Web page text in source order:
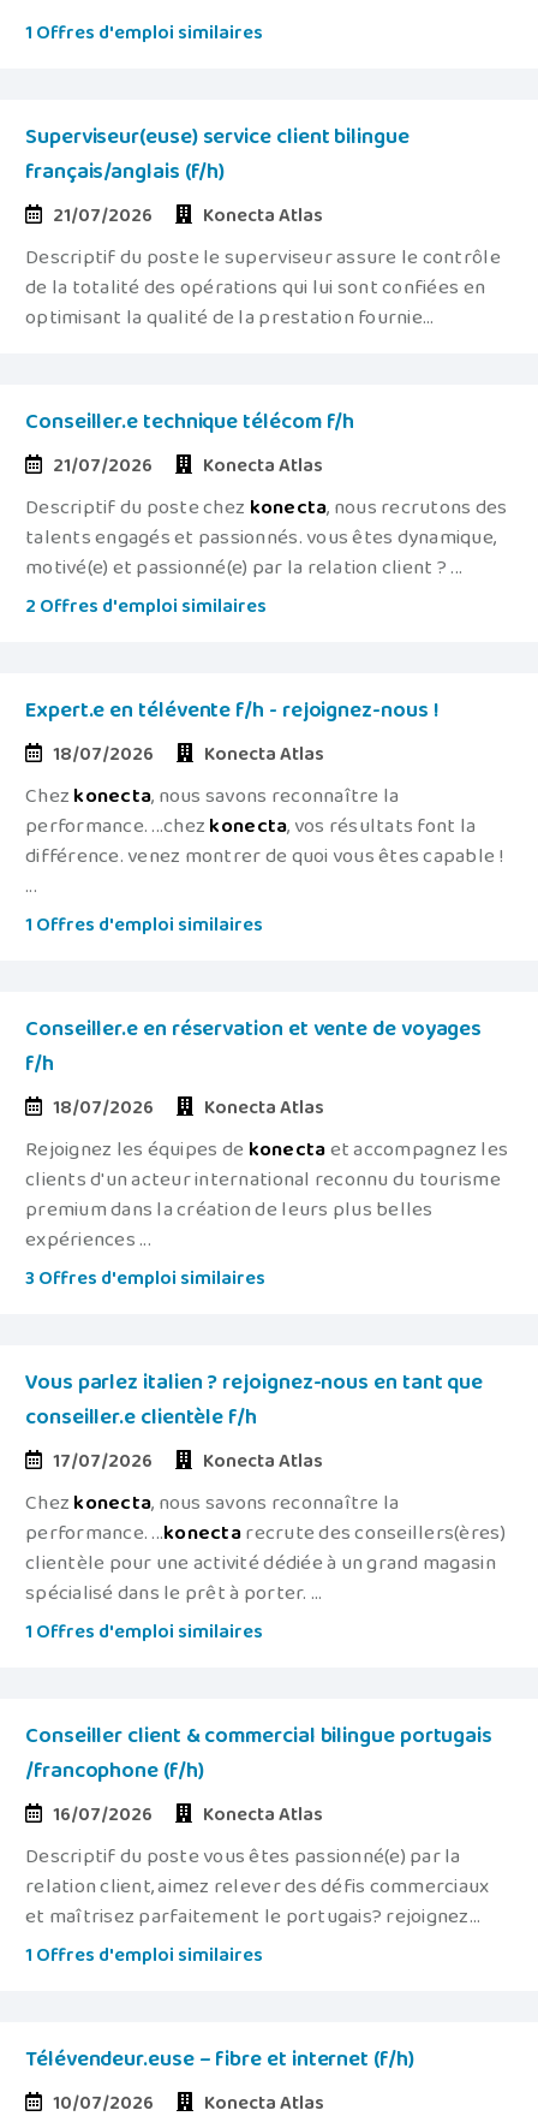
1 Offres d'emploi similaires
Superviseur(euse) service client bilingue
français/anglais (f/h)
21/07/2026 Konecta Atlas
Descriptif du poste le superviseur assure le contrôle
de la totalité des opérations qui lui sont confiées en
optimisant la qualité de la prestation fournie...
Conseiller.e technique télécom f/h
21/07/2026 Konecta Atlas
Descriptif du poste chez konecta, nous recrutons des
talents engagés et passionnés. vous êtes dynamique,
motivé(e) et passionné(e) par la relation client ? ...
2 Offres d'emploi similaires
Expert.e en télévente f/h - rejoignez-nous !
18/07/2026 Konecta Atlas
Chezkonecta, nous savons reconnaître la
performance. ...chezkonecta, vos résultats font la
différence. venez montrer de quoi vous êtes capable !
...
1 Offres d'emploi similaires
Conseiller.e en réservation et vente de voyages
f/h
18/07/2026 Konecta Atlas
Rejoignez les équipes de konectaet accompagnez les
clients d'un acteur international reconnu du tourisme
premium dans la création de leurs plus belles
expériences ...
3 Offres d'emploi similaires
Vous parlez italien ? rejoignez-nous en tant que
conseiller.e clientèle f/h
17/07/2026 Konecta Atlas
Chezkonecta, nous savons reconnaître la
performance. ...konectarecrute des conseillers(ères)
clientèle pour une activité dédiée à un grand magasin
spécialisé dans le prêt à porter. ...
1 Offres d'emploi similaires
Conseiller client & commercial bilingue portugais
/francophone (f/h)
16/07/2026 Konecta Atlas
Descriptif du poste vous êtes passionné(e) par la
relation client, aimez relever des défis commerciaux
et maîtrisez parfaitement le portugais? rejoignez...
1 Offres d'emploi similaires
Télévendeur.euse – fibre et internet (f/h)
10/07/2026 Konecta Atlas